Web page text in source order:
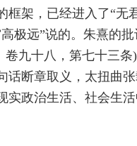
框架，已经进入了“无
极远”说的。朱熹的
九十八，第七十三
话断章取义，太扭曲
实政治生活、社会生活